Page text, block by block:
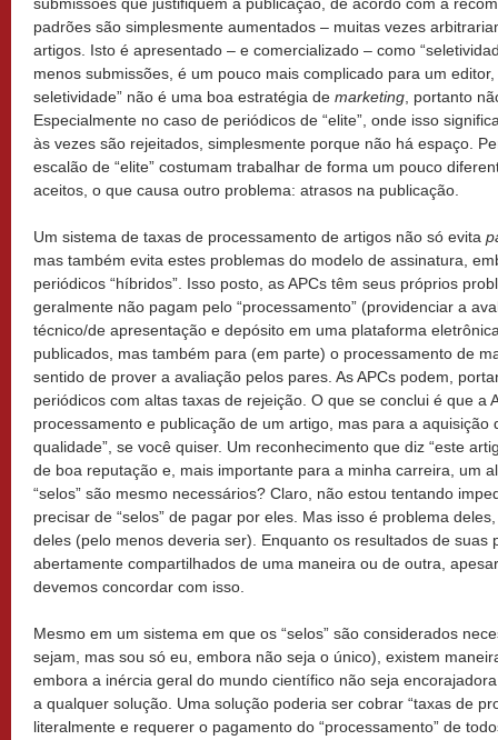
padrões são simplesmente aumentados – muitas vezes
artigos. Isto é apresentado – e comercializado – como
menos submissões, é um pouco mais complicado para um
seletividade” não é uma boa estratégia de marketing , portanto
Especialmente no caso de periódicos de “elite”, onde isso
às vezes são rejeitados, simplesmente porque não há espaço.
escalão de “elite” costumam trabalhar de forma um pouco
aceitos, o que causa outro problema: atrasos na publicação.
Um sistema de taxas de processamento de artigos não só evita
mas também evita estes problemas do modelo de assinatura,
periódicos “híbridos”. Isso posto, as APCs têm seus próprios
geralmente não pagam pelo “processamento” (providenciar a
técnico/de apresentação e depósito em uma plataforma
publicados, mas também para (em parte) o processamento de
sentido de prover a avaliação pelos pares. As APCs podem,
periódicos com altas taxas de rejeição. O que se conclui é que a
processamento e publicação de um artigo, mas para a aquisição
qualidade”, se você quiser. Um reconhecimento que diz “este
de boa reputação e, mais importante para a minha carreira, um
“selos” são mesmo necessários? Claro, não estou tentando
precisar de “selos” de pagar por eles. Mas isso é problema
deles (pelo menos deveria ser). Enquanto os resultados de suas
abertamente compartilhados de uma maneira ou de outra,
devemos concordar com isso.
Mesmo em um sistema em que os “selos” são considerados
sejam, mas sou só eu, embora não seja o único), existem
embora a inércia geral do mundo científico não seja
a qualquer solução. Uma solução poderia ser cobrar “taxas de
literalmente e requerer o pagamento do “processamento” de